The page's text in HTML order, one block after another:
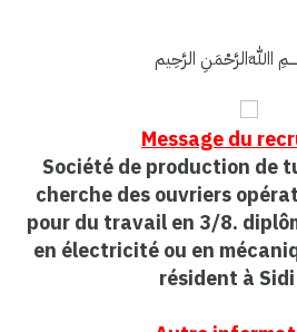
اﷲِالرَّحْمَنِ الرَّحِيم
Message du
Société de production de
cherche des ouvriers
pour du travail en 3/8.
en électricité ou en
résident à